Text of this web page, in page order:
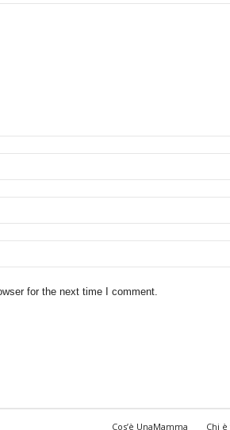
for the next time I comment.
Cos’è UnaMamma Chi è